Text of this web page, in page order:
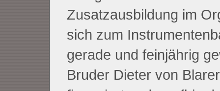
Zusatzausbildung im
sich zum
gerade und feinjährig
Bruder Dieter von